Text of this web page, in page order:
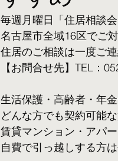
毎週月曜日「住居相談
名古屋市全域16区でご
住居のご相談は一度ご連
【お問合せ先】TEL：
生活保護・高齢者・年
どんな方でも契約可能
賃貸マンション・アパ
自費で引っ越しする方